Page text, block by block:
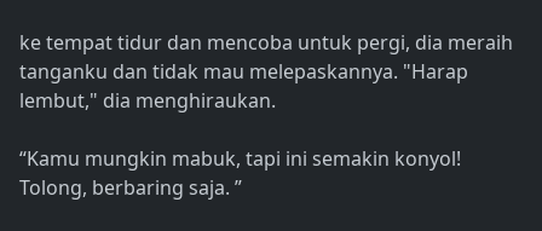
ke tempat tidur dan mencoba untuk pergi, dia meraih
tanganku dan tidak mau melepaskannya. "Harap
lembut," dia menghiraukan.
“Kamu mungkin mabuk, tapi ini semakin konyol!
Tolong, berbaring saja. ”